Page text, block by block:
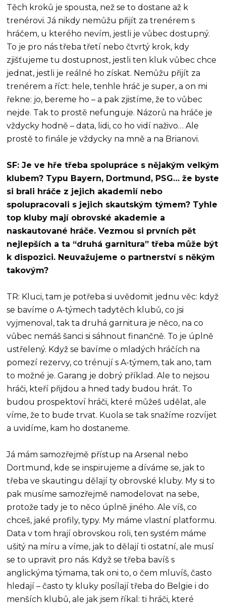
Těch kroků je spousta, než se to dostane až k
trenérovi. Já nikdy nemůžu přijít za trenérem s
hráčem, u kterého nevím, jestli je vůbec dostupný.
To je pro nás třeba třetí nebo čtvrtý krok, kdy
zjišťujeme tu dostupnost, jestli ten kluk vůbec chce
jednat, jestli je reálné ho získat. Nemůžu přijít za
trenérem a říct: hele, tenhle hráč je super, a on mi
řekne: jo, bereme ho – a pak zjistíme, že to vůbec
nejde. Tak to prostě nefunguje. Názorů na hráče je
vždycky hodně – data, lidi, co ho vidí naživo… Ale
prostě to finále je vždycky na mně a na Brianovi.
SF: Je ve hře třeba spolupráce s nějakým velkým
klubem? Typu Bayern, Dortmund, PSG… že byste
si brali hráče z jejich akademií nebo
spolupracovali s jejich skautským týmem? Tyhle
top kluby mají obrovské akademie a
naskautované hráče. Vezmou si prvních pět
nejlepších a ta “druhá garnitura” třeba může být
k dispozici. Neuvažujeme o partnerství s někým
takovým?
TR: Kluci, tam je potřeba si uvědomit jednu věc: když
se bavíme o A-týmech tadytěch klubů, co jsi
vyjmenoval, tak ta druhá garnitura je něco, na co
vůbec nemáš šanci si sáhnout finančně. To je úplně
ustřelený. Když se bavíme o mladých hráčích na
pomezí rezervy, co trénují s A-týmem, tak ano, tam
to možné je. Garang je dobrý příklad. Ale to nejsou
hráči, kteří přijdou a hned tady budou hrát. To
budou prospektoví hráči, které můžeš udělat, ale
víme, že to bude trvat. Kuola se tak snažíme rozvíjet
a uvidíme, kam ho dostaneme.
Já mám samozřejmě přístup na Arsenal nebo
Dortmund, kde se inspirujeme a díváme se, jak to
třeba ve skautingu dělají ty obrovské kluby. My si to
pak musíme samozřejmě namodelovat na sebe,
protože tady je to něco úplně jiného. Ale víš, co
chceš, jaké profily, typy. My máme vlastní platformu.
Data v tom hrají obrovskou roli, ten systém máme
ušitý na míru a víme, jak to dělají ti ostatní, ale musí
se to upravit pro nás. Když se třeba bavíš s
anglickýma týmama, tak oni to, o čem mluvíš, často
hledají – často ty kluky posílají třeba do Belgie i do
menších klubů, ale jak jsem říkal: ti hráči, které